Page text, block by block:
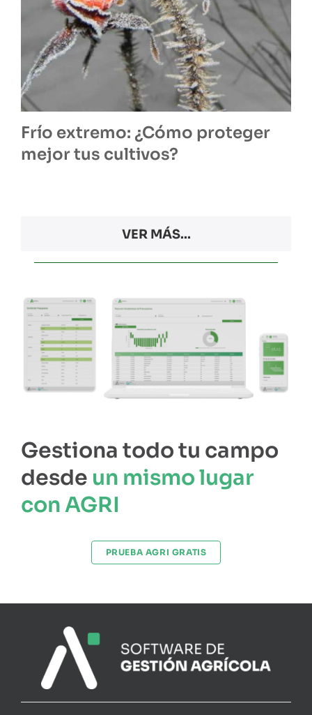
Frío extremo: ¿Cómo proteger
mejor tus cultivos?
VER MÁS...
Gestiona todo tu campo
desde un mismo lugar
con AGRI
PRUEBA AGRI GRATIS